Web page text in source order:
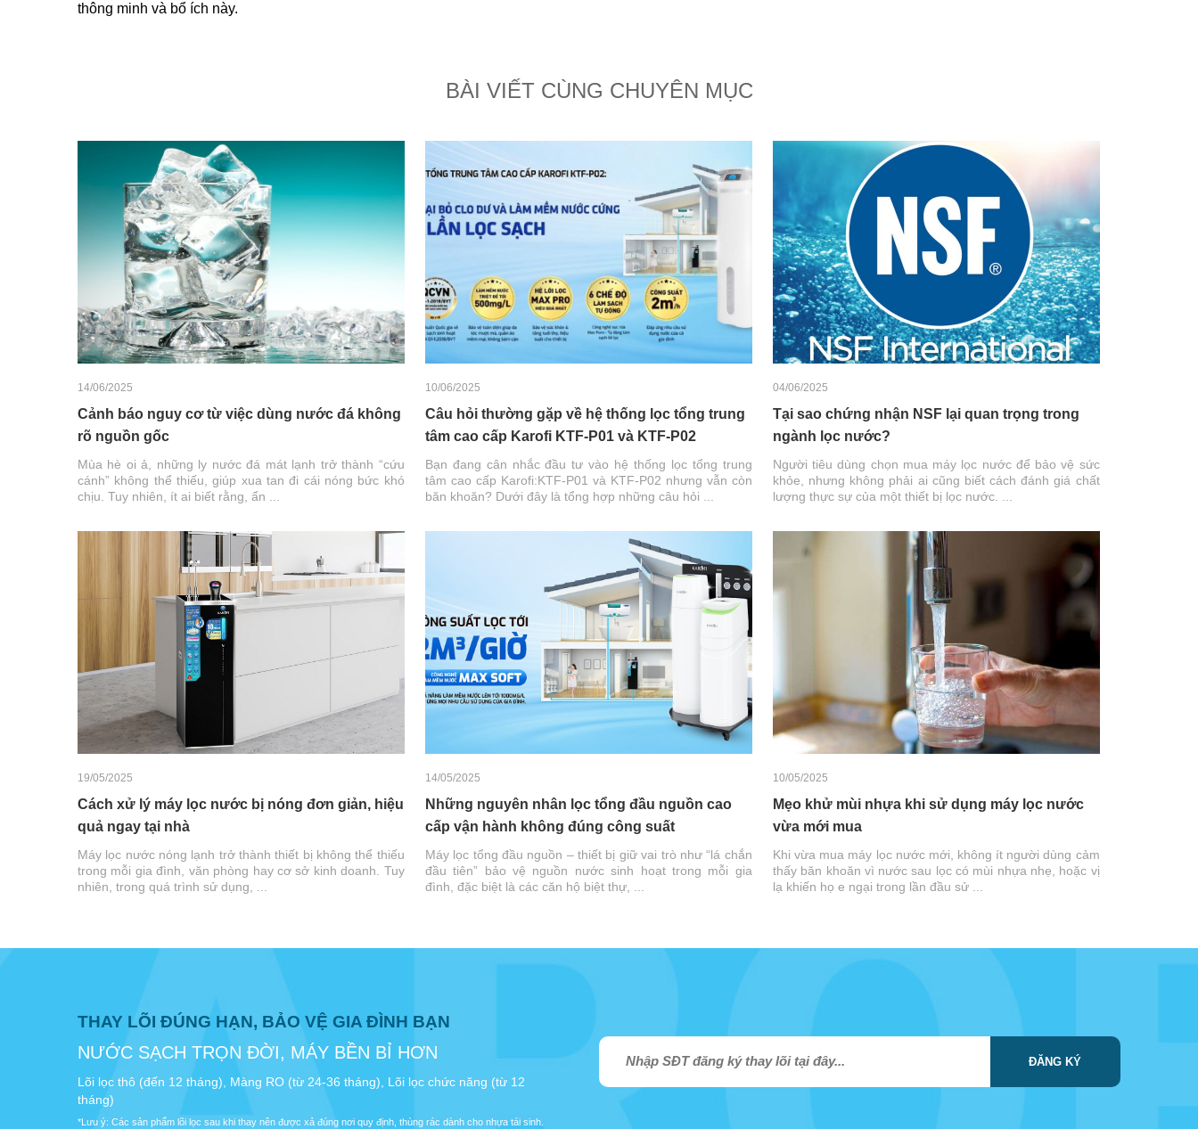
thông minh và bổ ích này.
BÀI VIẾT CÙNG CHUYÊN MỤC
14/06/2025
Cảnh báo nguy cơ từ việc dùng nước đá không
rõ nguồn gốc
Mùa hè oi ả, những ly nước đá mát lạnh trở thành “cứu
cánh” không thể thiếu, giúp xua tan đi cái nóng bức khó
chịu. Tuy nhiên, ít ai biết rằng, ẩn ...
10/06/2025
Câu hỏi thường gặp về hệ thống lọc tổng trung
tâm cao cấp Karofi KTF-P01 và KTF-P02
Bạn đang cân nhắc đầu tư vào hệ thống lọc tổng trung
tâm cao cấp Karofi:KTF-P01 và KTF-P02 nhưng vẫn còn
băn khoăn? Dưới đây là tổng hợp những câu hỏi ...
04/06/2025
Tại sao chứng nhận NSF lại quan trọng trong
ngành lọc nước?
Người tiêu dùng chọn mua máy lọc nước để bảo vệ sức
khỏe, nhưng không phải ai cũng biết cách đánh giá chất
lượng thực sự của một thiết bị lọc nước. ...
19/05/2025
Cách xử lý máy lọc nước bị nóng đơn giản, hiệu
quả ngay tại nhà
Máy lọc nước nóng lạnh trở thành thiết bị không thể thiếu
trong mỗi gia đình, văn phòng hay cơ sở kinh doanh. Tuy
nhiên, trong quá trình sử dụng, ...
14/05/2025
Những nguyên nhân lọc tổng đầu nguồn cao
cấp vận hành không đúng công suất
Máy lọc tổng đầu nguồn – thiết bị giữ vai trò như “lá chắn
đầu tiên” bảo vệ nguồn nước sinh hoạt trong mỗi gia
đình, đặc biệt là các căn hộ biệt thự, ...
10/05/2025
Mẹo khử mùi nhựa khi sử dụng máy lọc nước
vừa mới mua
Khi vừa mua máy lọc nước mới, không ít người dùng cảm
thấy băn khoăn vì nước sau lọc có mùi nhựa nhẹ, hoặc vị
lạ khiến họ e ngại trong lần đầu sử ...
THAY LÕI ĐÚNG HẠN, BẢO VỆ GIA ĐÌNH BẠN
NƯỚC SẠCH TRỌN ĐỜI, MÁY BỀN BỈ HƠN
Lõi lọc thô (đến 12 tháng), Màng RO (từ 24-36 tháng), Lõi lọc chức năng (từ 12
tháng)
*Lưu ý: Các sản phẩm lõi lọc sau khi thay nên được xả đúng nơi quy định, thùng rác dành cho nhựa tái sinh.
ĐĂNG KÝ